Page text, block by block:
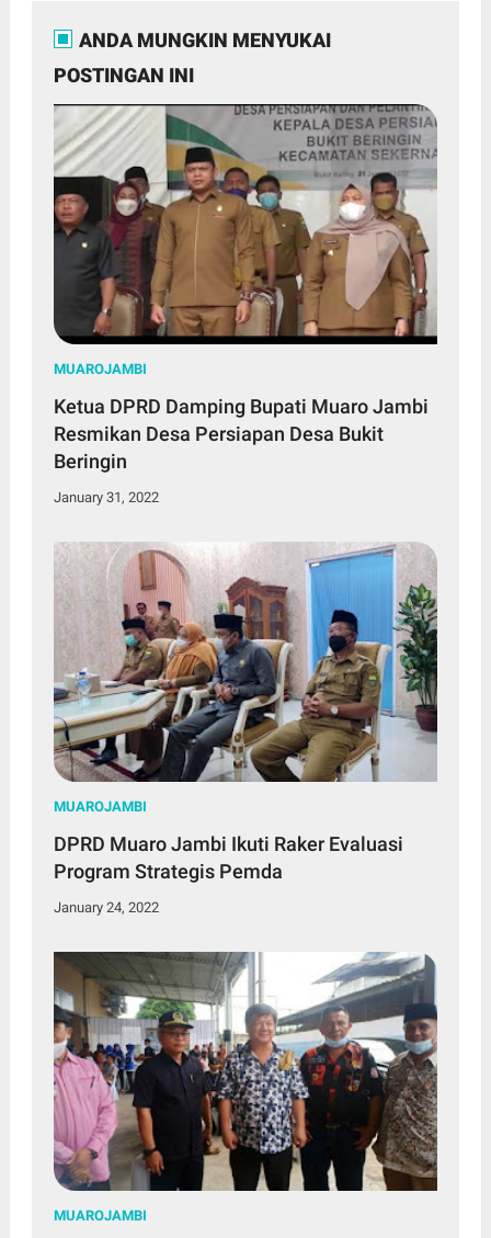
ANDA MUNGKIN MENYUKAI
POSTINGAN INI
MUAROJAMBI
Ketua DPRD Damping Bupati Muaro Jambi
Resmikan Desa Persiapan Desa Bukit
Beringin
January 31, 2022
MUAROJAMBI
DPRD Muaro Jambi Ikuti Raker Evaluasi
Program Strategis Pemda
January 24, 2022
MUAROJAMBI